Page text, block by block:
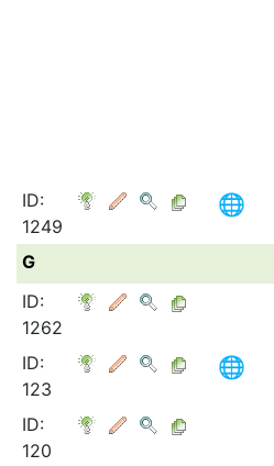
ID:
1249
G
ID:
1262
ID:
123
ID:
120